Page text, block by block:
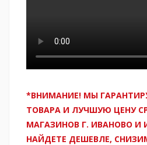
*ВНИМАНИЕ! МЫ
ТОВАРА И ЛУЧШУЮ ЦЕНУ
МАГАЗИНОВ Г. ИВАНОВО И
НАЙДЕТЕ ДЕШЕВЛЕ,